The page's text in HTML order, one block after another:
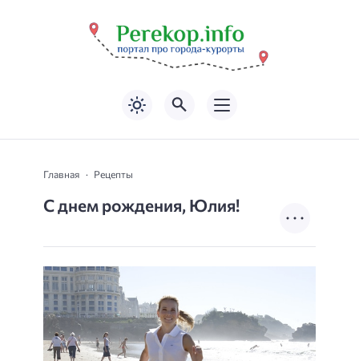
Главная Рецепты
С днем рождения, Юлия!